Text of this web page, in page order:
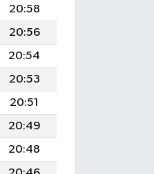
20:58
20:56
20:54
20:53
20:51
20:49
20:48